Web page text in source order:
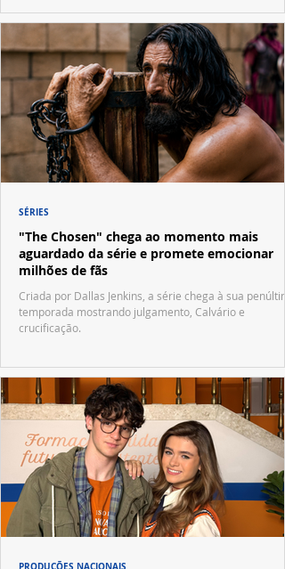
"The Chosen" chega ao momento mais
aguardado da série e promete emocionar
milhões de fãs
Criada por Dallas Jenkins, a série chega à sua
temporada mostrando julgamento, Calvário e
crucificação.
SÉRIES
PRODUÇÕES NACIONAIS